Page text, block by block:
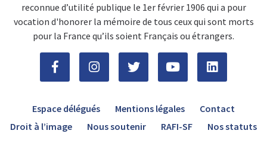
reconnue d’utilité publique le 1er février 1906 qui a pour
vocation d'honorer la mémoire de tous ceux qui sont morts
pour la France qu’ils soient Français ou étrangers.
Espace délégués Mentions légales
Contact
Droit à l’image
Nous soutenir RAFI-SF Nos statuts